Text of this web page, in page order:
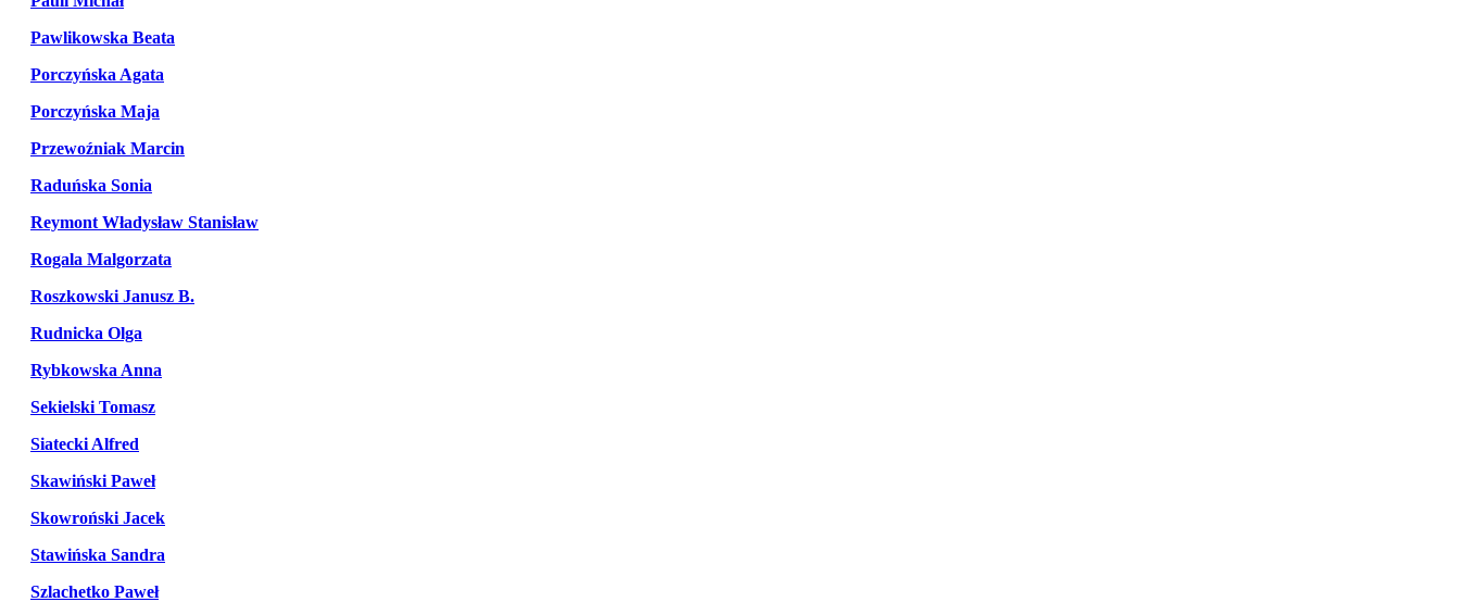
Pawlikowska Beata
Porczyńska Agata
Porczyńska Maja
Przewoźniak Marcin
Raduńska Sonia
Reymont Władysław Stanisław
Rogala Malgorzata
Roszkowski Janusz B.
Rudnicka Olga
Rybkowska Anna
Sekielski Tomasz
Siatecki Alfred
Skawiński Paweł
Skowroński Jacek
Stawińska Sandra
Szlachetko Paweł